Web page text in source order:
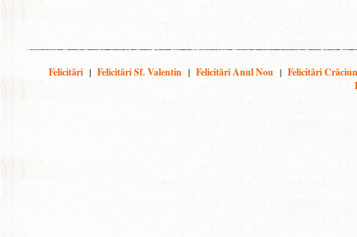
Felicitări | Felicitări Sf. Valentin | Felicitări Anul Nou | Felicitări